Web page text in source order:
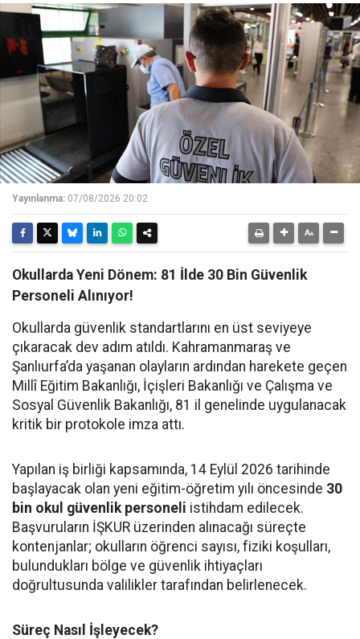
Yayınlanma: 07/08/2026 20:02
Okullarda Yeni Dönem: 81 İlde 30 Bin Güvenlik
Personeli Alınıyor!
Okullarda güvenlik standartlarını en üst seviyeye
çıkaracak dev adım atıldı. Kahramanmaraş ve
Şanlıurfa’da yaşanan olayların ardından harekete geçen
Millî Eğitim Bakanlığı, İçişleri Bakanlığı ve Çalışma ve
Sosyal Güvenlik Bakanlığı, 81 il genelinde uygulanacak
kritik bir protokole imza attı.
Yapılan iş birliği kapsamında, 14 Eylül 2026 tarihinde
başlayacak olan yeni eğitim-öğretim yılı öncesinde 30
bin okul güvenlik personeli istihdam edilecek.
Başvuruların İŞKUR üzerinden alınacağı süreçte
kontenjanlar; okulların öğrenci sayısı, fiziki koşulları,
bulundukları bölge ve güvenlik ihtiyaçları
doğrultusunda valilikler tarafından belirlenecek.
Süreç Nasıl İşleyecek?